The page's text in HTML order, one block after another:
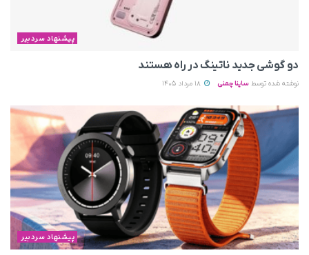
پیشنهاد سردبیر
دو گوشی جدید ناتینگ در راه هستند
نوشته شده توسط ساینا چمنی
پیشنهاد سردبیر